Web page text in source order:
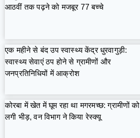
आठवीं तक पढ़ने को मजबूर 77 बच्चे
एक महीने से बंद उप स्वास्थ्य केंद्र धुरवागुड़ी:
स्वास्थ्य सेवाएं ठप होने से ग्रामीणों और
जनप्रतिनिधियों में आक्रोश
कोरबा में खेत में घूम रहा था मगरमच्छ: ग्रामीणों को
लगी भीड़, वन विभाग ने किया रेस्क्यू